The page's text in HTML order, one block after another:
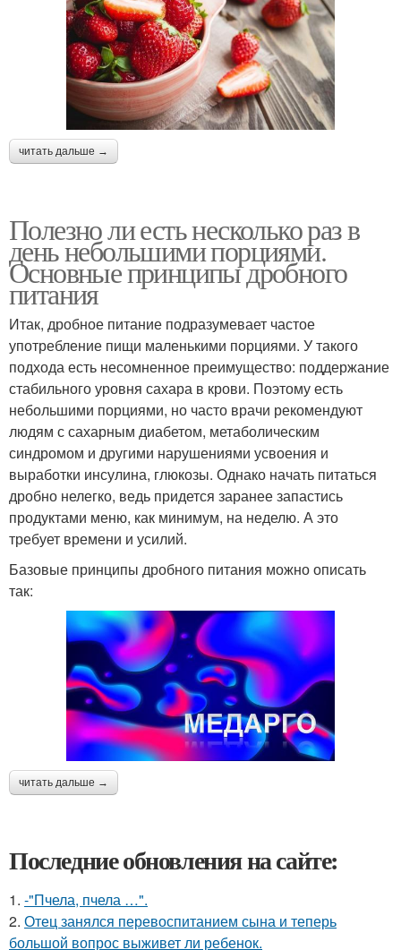
читать дальше →
Полезно ли есть несколько раз в
день небольшими порциями.
Основные принципы дробного
питания
Итак, дробное питание подразумевает частое
употребление пищи маленькими порциями. У такого
подхода есть несомненное преимущество: поддержание
стабильного уровня сахара в крови. Поэтому есть
небольшими порциями, но часто врачи рекомендуют
людям с сахарным диабетом, метаболическим
синдромом и другими нарушениями усвоения и
выработки инсулина, глюкозы. Однако начать питаться
дробно нелегко, ведь придется заранее запастись
продуктами меню, как минимум, на неделю. А это
требует времени и усилий.
Базовые принципы дробного питания можно описать
так:
читать дальше →
Последние обновления на сайте:
1. -"Пчела, пчела …".
2. Отец занялся перевоспитанием сына и теперь
большой вопрос выживет ли ребенок.